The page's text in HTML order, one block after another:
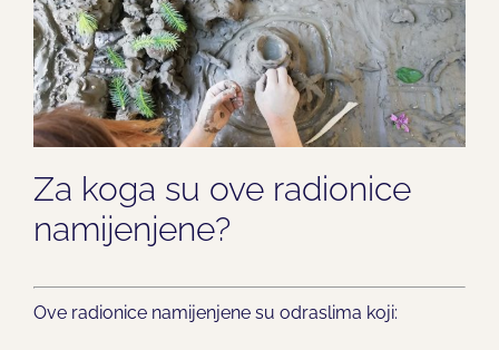
Za koga su ove radionice
namijenjene?
Ove radionice namijenjene su odraslima koji: